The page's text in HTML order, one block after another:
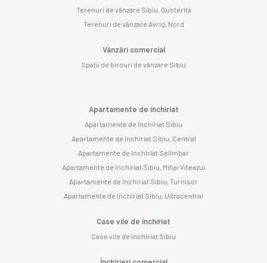
Terenuri de vânzare Sibiu, Gusterita
Terenuri de vânzare Avrig, Nord
Vânzări comercial
Spații de birouri de vânzare Sibiu
Apartamente de închiriat
Apartamente de închiriat Sibiu
Apartamente de închiriat Sibiu, Central
Apartamente de închiriat Selimbar
Apartamente de închiriat Sibiu, Mihai Viteazul
Apartamente de închiriat Sibiu, Turnisor
Apartamente de închiriat Sibiu, Ultracentral
Case vile de închiriat
Case vile de închiriat Sibiu